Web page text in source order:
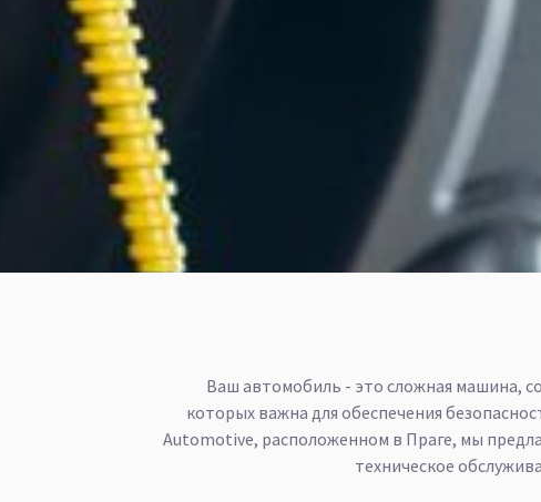
Ваш автомобиль - это сложная машина,
которых важна для обеспечения
Automotive, расположенном в Праге, мы
техническое